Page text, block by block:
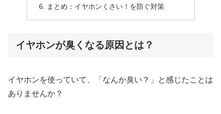
まとめ：イヤホンくさい！を防ぐ対策
イヤホンが臭くなる原因とは？
イヤホンを使っていて、「なんか臭い？」と感じたことは
ありませんか？